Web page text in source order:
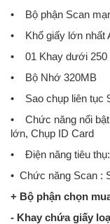
• Bộ phận Scan
• Khổ giấy lớn nhất
• 01 Khay dưới 250
• Bộ Nhớ 320MB
• Sao chụp liên tục
• Chức năng nổi
lớn, Chụp ID Card
• Điện năng tiêu
• Chức năng Scan :
+ Bộ phận chọn
- Khay chứa giấy